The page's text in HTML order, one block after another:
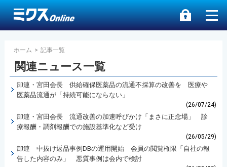
ホーム > 記事一覧
関連ニュース一覧
卸連・宮田会長 供給確保医薬品の流通不採算の改善を 医療や
医薬品流通が「持続可能にならない」
(26/07/24)
卸連・宮田会長 流通改善の加速呼びかけ「まさに正念場」 診
療報酬・調剤報酬での施設基準化など受け
(26/05/29)
卸連 中抜け返品事例DBの運用開始 会員の閲覧権限「自社の報
告した内容のみ」 悪質事例は会内で検討